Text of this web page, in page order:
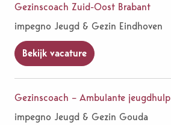
Gezinscoach Zuid-Oost Brabant
impegno Jeugd & Gezin Eindhoven
Bekijk vacature
Gezinscoach – Ambulante jeugdhulp
impegno Jeugd & Gezin Gouda